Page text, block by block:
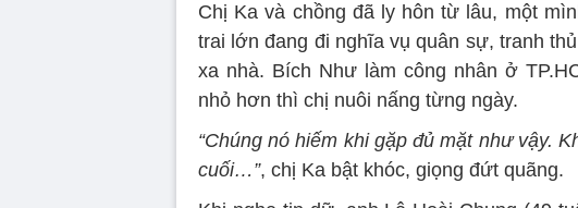
Chị Ka và chồng đã ly hôn từ lâu, một
trai lớn đang đi nghĩa vụ quân sự, tranh
xa nhà. Bích Như làm công nhân ở
nhỏ hơn thì chị nuôi nấng từng ngày.
“Chúng nó hiếm khi gặp đủ mặt như vậy.
cuối…”, chị Ka bật khóc, giọng đứt quãng.